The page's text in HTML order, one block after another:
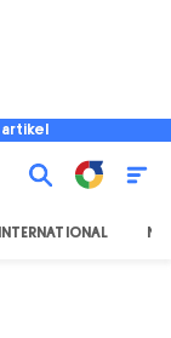
INTERNATIONAL